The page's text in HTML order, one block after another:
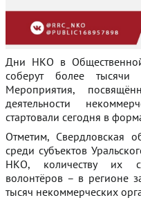
Дни НКО в Общественной
соберут более тысячи
Мероприятия,
деятельности
стартовали сегодня в
Отметим, Свердловская
среди субъектов
НКО, количеству их
волонтёров – в регионе
тысяч некоммерческих